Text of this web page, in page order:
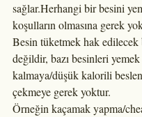
sağlar.Herhangi bir besini
koşulların olmasına gerek
Besin tüketmek hak edilecek
değildir, bazı besinleri
kalmaya/düşük kalorili
çekmeye gerek yoktur.
Örneğin kaçamak yapma/